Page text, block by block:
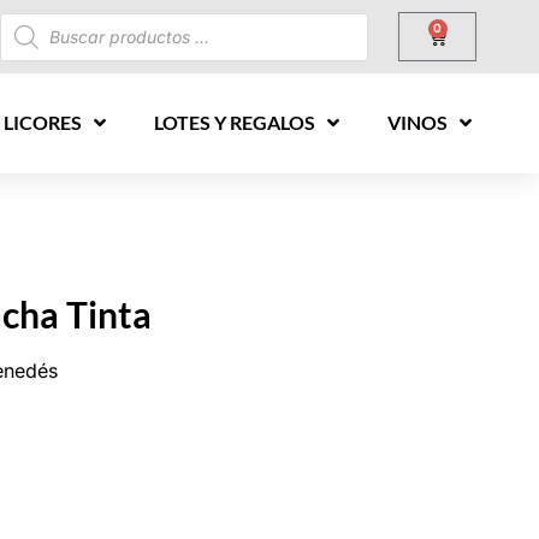
0
LOTES Y REGALOS VINOS
Tinta